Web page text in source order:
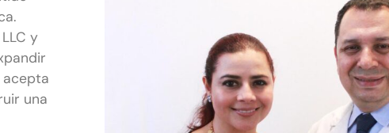
y
una